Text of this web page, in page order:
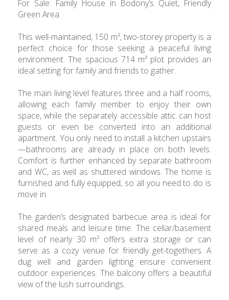
For Sale: Family House in Bodony’s Quiet, Friendly
Green Area
This well-maintained, 150 m², two-storey property is a
perfect choice for those seeking a peaceful living
environment. The spacious 714 m² plot provides an
ideal setting for family and friends to gather.
The main living level features three and a half rooms,
allowing each family member to enjoy their own
space, while the separately accessible attic can host
guests or even be converted into an additional
apartment. You only need to install a kitchen upstairs
—bathrooms are already in place on both levels.
Comfort is further enhanced by separate bathroom
and WC, as well as shuttered windows. The home is
furnished and fully equipped, so all you need to do is
move in.
The garden’s designated barbecue area is ideal for
shared meals and leisure time. The cellar/basement
level of nearly 30 m² offers extra storage or can
serve as a cozy venue for friendly get-togethers. A
dug well and garden lighting ensure convenient
outdoor experiences. The balcony offers a beautiful
view of the lush surroundings.